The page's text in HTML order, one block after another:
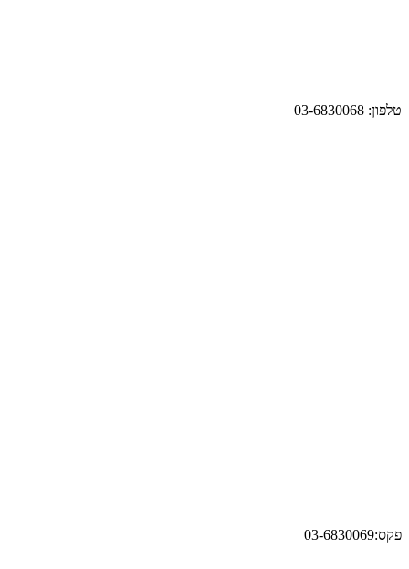
טלפון: 03-6830068
פקס:03-6830069